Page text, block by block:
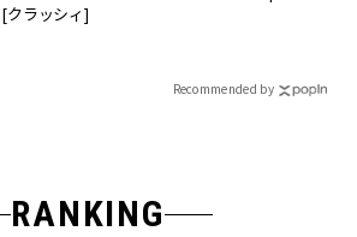
[クラッシィ]
Recommended by
RANKING